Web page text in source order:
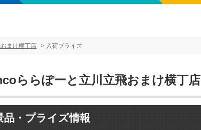
まけ横丁店 入荷プライズ
ららぽーと立川立飛おまけ横丁店
品・プライズ情報